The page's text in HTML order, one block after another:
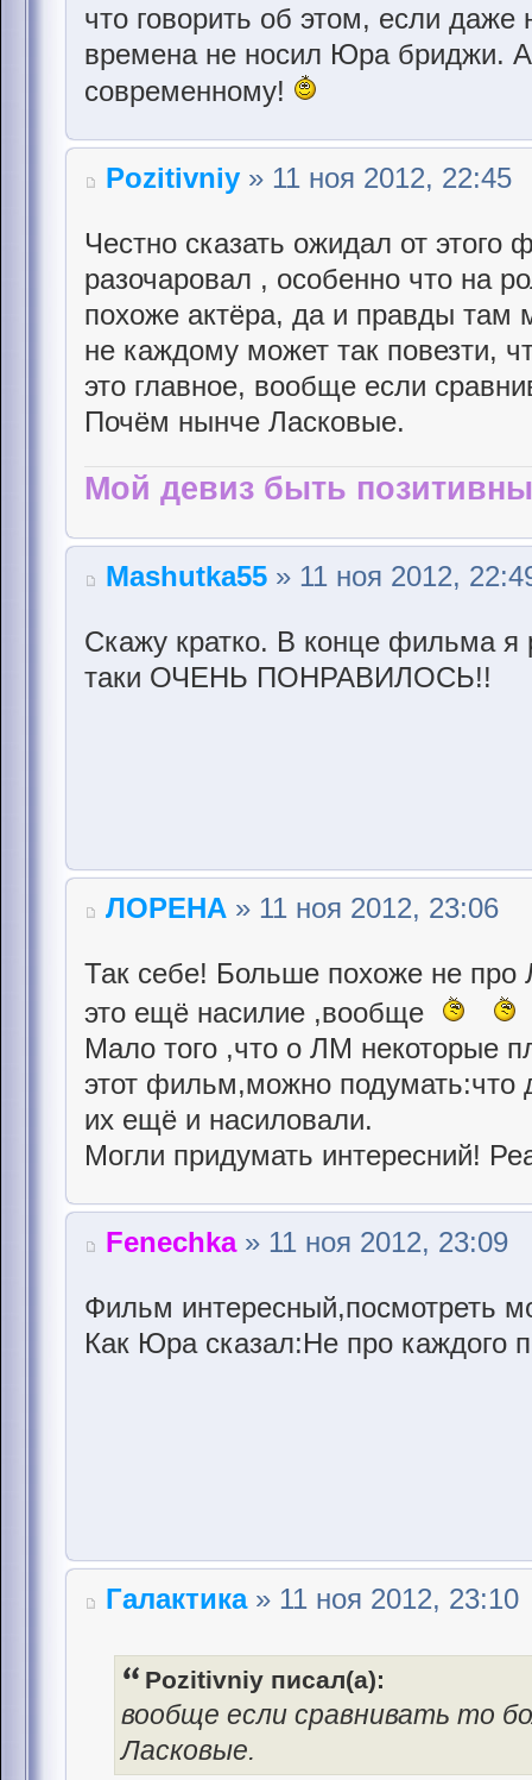
что говорить об этом, если даже
времена не носил Юра бриджи.
современному!
Pozitivniy » 11 ноя 2012, 22:45
Честно сказать ожидал от
разочаровал , особенно что на
похоже актёра, да и правды там
не каждому может так повезти,
это главное, вообще если
Почём нынче Ласковые.
Мой девиз быть
Mashutka55 » 11 ноя 2012,
Скажу кратко. В конце фильма я
таки ОЧЕНЬ ПОНРАВИЛОСЬ!!
ЛОРЕНА » 11 ноя 2012, 23:06
Так себе! Больше похоже не
это ещё насилие ,вообще
Мало того ,что о ЛМ некоторые
этот фильм,можно
их ещё и насиловали.
Могли придумать интересний!
Fenechka» 11 ноя 2012, 23:09
Фильм интересный,посмотреть
Как Юра сказал:Не про каждого
Галактика» 11 ноя 2012, 23:10
Pozitivniy писал(а):
вообще если сравнивать то
Ласковые.